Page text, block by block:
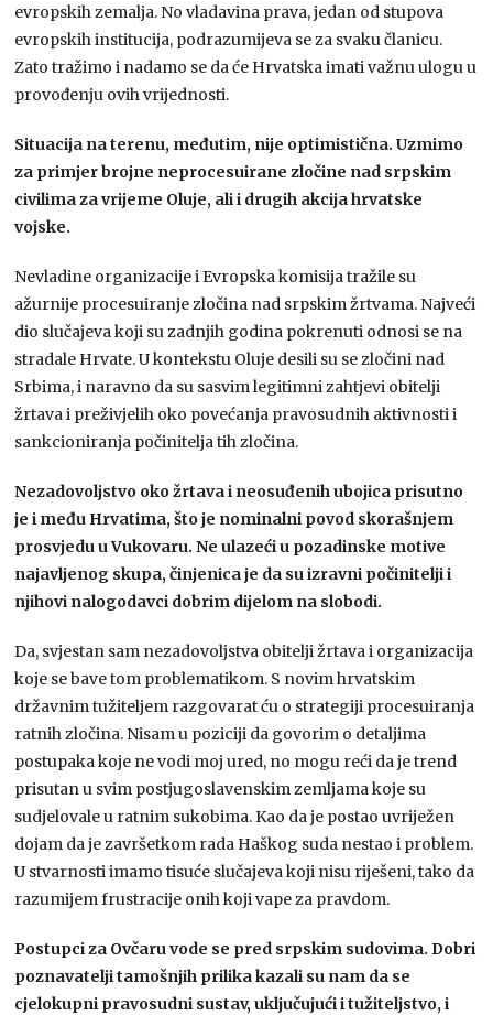
evropskih zemalja. No vladavina prava, jedan od stupova
evropskih institucija, podrazumijeva se za svaku članicu.
Zato tražimo i nadamo se da će Hrvatska imati važnu ulogu u
provođenju ovih vrijednosti.
Situacija na terenu, međutim, nije optimistična. Uzmimo
za primjer brojne neprocesuirane zločine nad srpskim
civilima za vrijeme Oluje, ali i drugih akcija hrvatske
vojske.
Nevladine organizacije i Evropska komisija tražile su
ažurnije procesuiranje zločina nad srpskim žrtvama. Najveći
dio slučajeva koji su zadnjih godina pokrenuti odnosi se na
stradale Hrvate. U kontekstu Oluje desili su se zločini nad
Srbima, i naravno da su sasvim legitimni zahtjevi obitelji
žrtava i preživjelih oko povećanja pravosudnih aktivnosti i
sankcioniranja počinitelja tih zločina.
Nezadovoljstvo oko žrtava i neosuđenih ubojica prisutno
je i među Hrvatima, što je nominalni povod skorašnjem
prosvjedu u Vukovaru. Ne ulazeći u pozadinske motive
najavljenog skupa, činjenica je da su izravni počinitelji i
njihovi nalogodavci dobrim dijelom na slobodi.
Da, svjestan sam nezadovoljstva obitelji žrtava i organizacija
koje se bave tom problematikom. S novim hrvatskim
državnim tužiteljem razgovarat ću o strategiji procesuiranja
ratnih zločina. Nisam u poziciji da govorim o detaljima
postupaka koje ne vodi moj ured, no mogu reći da je trend
prisutan u svim postjugoslavenskim zemljama koje su
sudjelovale u ratnim sukobima. Kao da je postao uvriježen
dojam da je završetkom rada Haškog suda nestao i problem.
U stvarnosti imamo tisuće slučajeva koji nisu riješeni, tako da
razumijem frustracije onih koji vape za pravdom.
Postupci za Ovčaru vode se pred srpskim sudovima. Dobri
poznavatelji tamošnjih prilika kazali su nam da se
cjelokupni pravosudni sustav, uključujući i tužiteljstvo, i